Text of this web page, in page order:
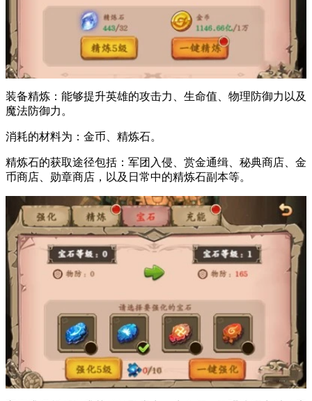
装备精炼：能够提升英雄的攻击力、生命值、物理防御力以及
魔法防御力。
消耗的材料为：金币、精炼石。
精炼石的获取途径包括：军团入侵、赏金通缉、秘典商店、金
币商店、勋章商店，以及日常中的精炼石副本等。